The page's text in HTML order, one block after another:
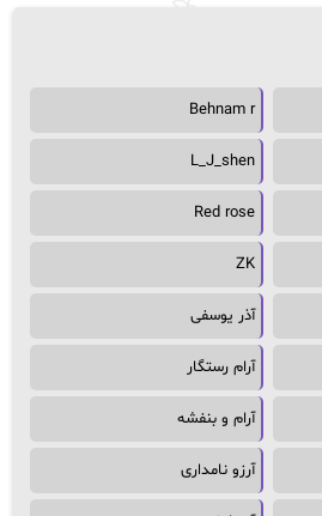
Behnam r
L_J_shen
Red rose
ZK
آذر یوسفی
آرام رستگار
آرام و بنفشه
آرزو نامداری